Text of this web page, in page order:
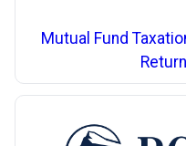
Mutual Fund